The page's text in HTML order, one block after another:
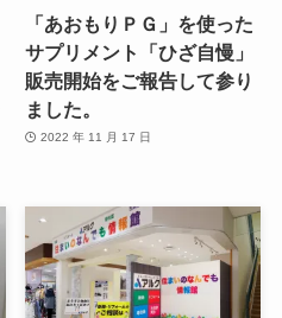
「あおもりＰＧ」を使った
サプリメント「ひざ自慢」
販売開始をご報告して参り
ました。
2022 年 11 月 17 日